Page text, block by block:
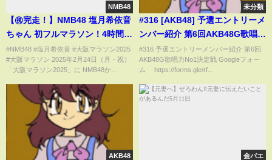
NMB48
【㊗完走！】NMB48 塩月希依音
ちゃん 初フルマラソン！4時間
24分59秒の一部始終お見せしま
す！！【大阪マラソン2025】
#NMB48 #塩月希依音 #大阪マラソン2025
#大阪マラソン 2025年2月24日（月・祝）
「大阪マラソン2025」に NMB48か...
未分類
#316 [AKB48] 予選エントリーメ
ンバー紹介 第6回AKB48G歌唱力
No1決定戦
#316 予選エントリーメンバー紹介 第6回
AKB48G歌唱力No1決定戦 Googleフォー
ム https://forms.gle/rf...
AKB48 金バエ